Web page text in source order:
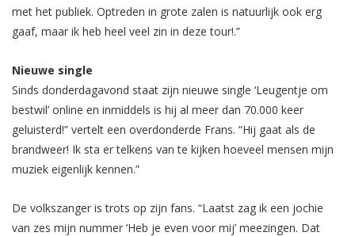
met het publiek. Optreden in grote zalen is natuurlijk ook erg
gaaf, maar ik heb heel veel zin in deze tour!.”
Nieuwe single
Sinds donderdagavond staat zijn nieuwe single ‘Leugentje om
bestwil’ online en inmiddels is hij al meer dan 70.000 keer
geluisterd!” vertelt een overdonderde Frans. “Hij gaat als de
brandweer! Ik sta er telkens van te kijken hoeveel mensen mijn
muziek eigenlijk kennen.”
De volkszanger is trots op zijn fans. “Laatst zag ik een jochie
van zes mijn nummer ‘Heb je even voor mij’ meezingen. Dat